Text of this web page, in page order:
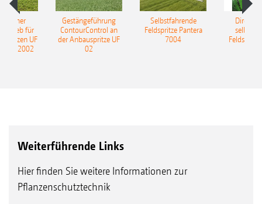
für
UF
UF 2002
Gestängeführung
ContourControl an
der Anbauspritze UF
02
Selbstfahrende
Feldspritze Pantera
7004
Weiterführende Links
Hier finden Sie weitere Informationen zur
Pflanzenschutztechnik